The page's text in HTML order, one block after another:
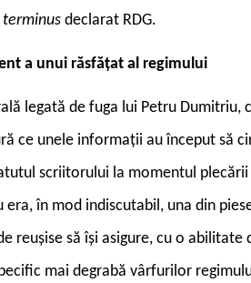
terminus declarat RDG.
a unui răsfățat al regimului
legată de fuga lui Petru
ce unele informații au început să
scriitorului la momentul
era, în mod indiscutabil, una din
reușise să își asigure, cu o
mai degrabă vârfurilor